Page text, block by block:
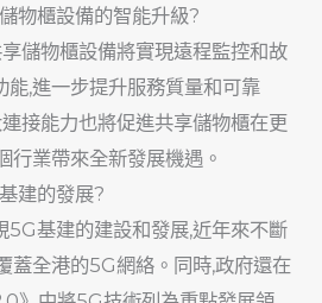
物櫃設備的智能升級?
儲物櫃設備將實現遠程監控和故
能,進一步提升服務質量和可靠
接能力也將促進共享儲物櫃在更
行業帶來全新發展機遇。
建的發展?
5G基建的建設和發展,近年來不斷
蓋全港的5G網絡。同時,政府還在